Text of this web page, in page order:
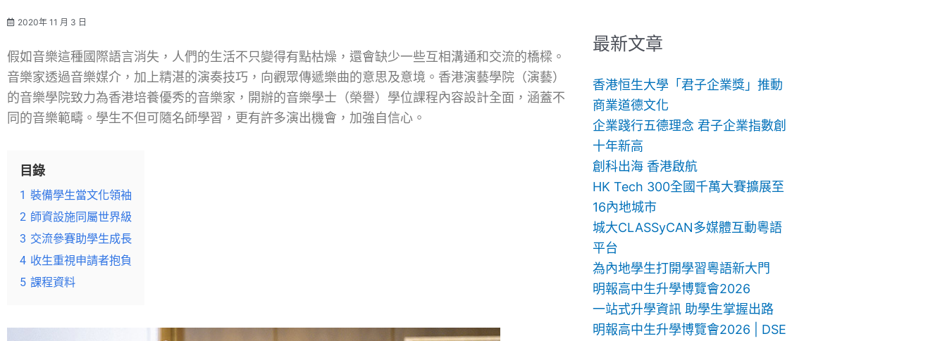
2020年 11 月 3 日
假如音樂這種國際語言消失，人們的生活不只變得有點枯燥，還會缺少一些互相溝通和交流的橋樑。
音樂家透過音樂媒介，加上精湛的演奏技巧，向觀眾傳遞樂曲的意思及意境。香港演藝學院（演藝）
的音樂學院致力為香港培養優秀的音樂家，開辦的音樂學士（榮譽）學位課程內容設計全面，涵蓋不
同的音樂範疇。學生不但可隨名師學習，更有許多演出機會，加強自信心。
目錄
1 裝備學生當文化領袖
2 師資設施同屬世界級
3 交流參賽助學生成長
4 收生重視申請者抱負
5 課程資料
鍵
最新文章
香港恒生大學「君子企業獎」推動
商業道德文化
企業踐行五德理念 君子企業指數創
十年新高
創科出海 香港啟航
HK Tech 300全國千萬大賽擴展至
16內地城市
城大CLASSyCAN多媒體互動粵語
平台
為內地學生打開學習粵語新大門
明報高中生升學博覽會2026
一站式升學資訊 助學生掌握出路
明報高中生升學博覽會2026 | DSE